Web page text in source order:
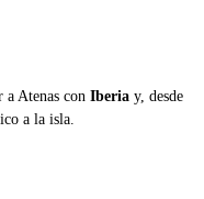
a Atenas con Iberiay, desde
a la isla.